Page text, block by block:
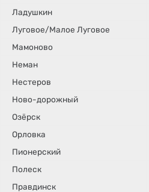
Ладушкин
Луговое/Малое Луговое
Мамоново
Неман
Нестеров
Ново-дорожный
Озёрск
Орловка
Пионерский
Полеск
Правдинск